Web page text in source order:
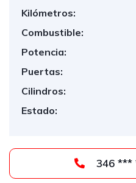
Kilómetros:
Combustible:
Potencia:
Puertas:
Cilindros:
Estado: